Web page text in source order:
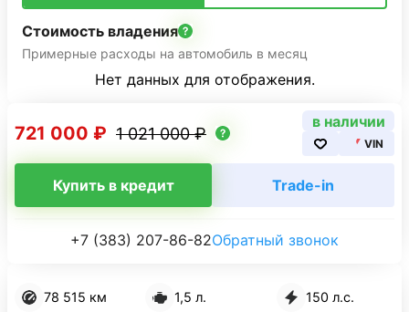
78 515 км 1,5 л. 150 л.с.
721 000 ₽ 1 021 000 ₽
в наличии
VIN
Купить в кредит Trade-in
+7 (383) 207-86-82Обратный звонок
Стоимость владения
Примерные расходы на автомобиль в месяц
Нет данных для отображения.